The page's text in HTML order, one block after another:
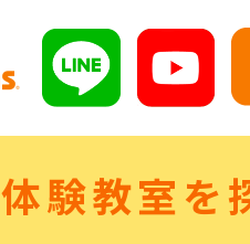
体験教室を